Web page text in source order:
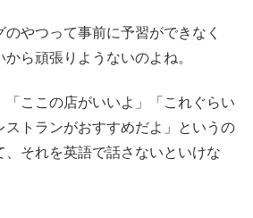
やつって事前に予習ができなく
ら頑張りようないのよね。
「ここの店がいいよ」「これぐらい
ストランがおすすめだよ」というの
、それを英語で話さないといけな